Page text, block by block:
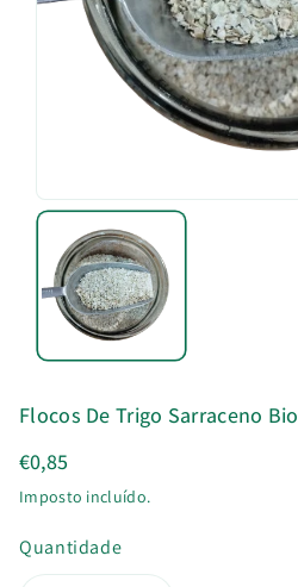
Flocos De Trigo Sarraceno Bio
€0,85
Imposto incluído.
Quantidade